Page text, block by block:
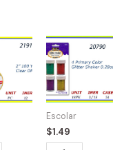
Escolar
$1.49
20790
-
4
PRIMARY
COLOR
GLITTER
.28oz